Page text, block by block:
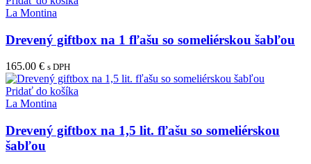
La Montina
Drevený giftbox na 1 fľašu so someliérskou šabľou
165.00 € s DPH
Pridať do košíka
La Montina
Drevený giftbox na 1,5 lit. fľašu so someliérskou
šabľou